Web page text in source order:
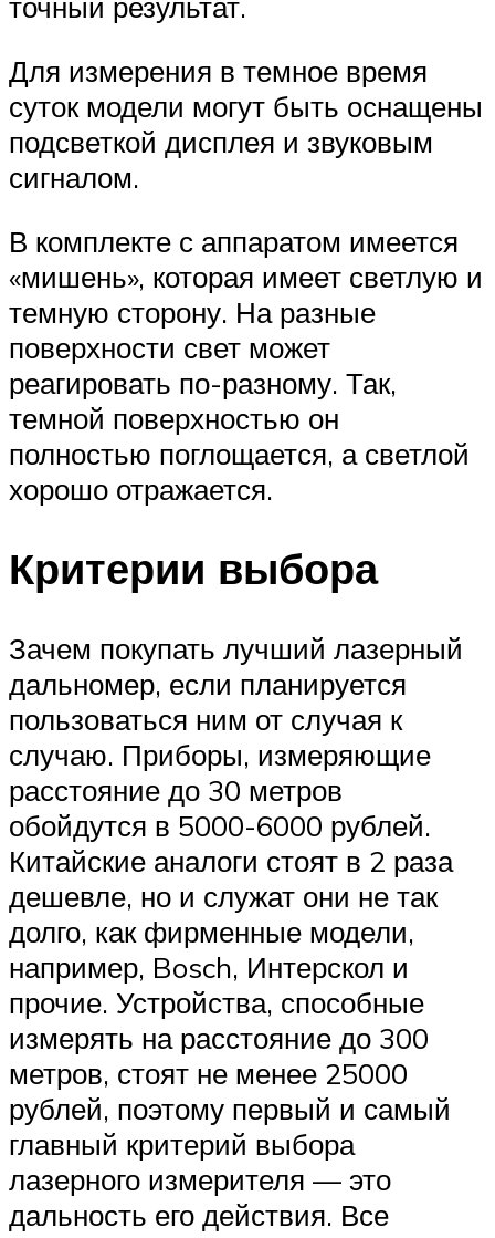
Для измерения в темное время
суток модели могут быть оснащены
подсветкой дисплея и звуковым
сигналом.
В комплекте с аппаратом имеется
«мишень», которая имеет светлую и
темную сторону. На разные
поверхности свет может
реагировать по-разному. Так,
темной поверхностью он
полностью поглощается, а светлой
хорошо отражается.
Критерии выбора
Зачем покупать лучший лазерный
дальномер, если планируется
пользоваться ним от случая к
случаю. Приборы, измеряющие
расстояние до 30 метров
обойдутся в 5000-6000 рублей.
Китайские аналоги стоят в 2 раза
дешевле, но и служат они не так
долго, как фирменные модели,
например, Bosch, Интерскол и
прочие. Устройства, способные
измерять на расстояние до 300
метров, стоят не менее 25000
рублей, поэтому первый и самый
главный критерий выбора
лазерного измерителя — это
дальность его действия. Все